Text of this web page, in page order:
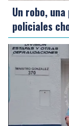
Un robo,
policiales